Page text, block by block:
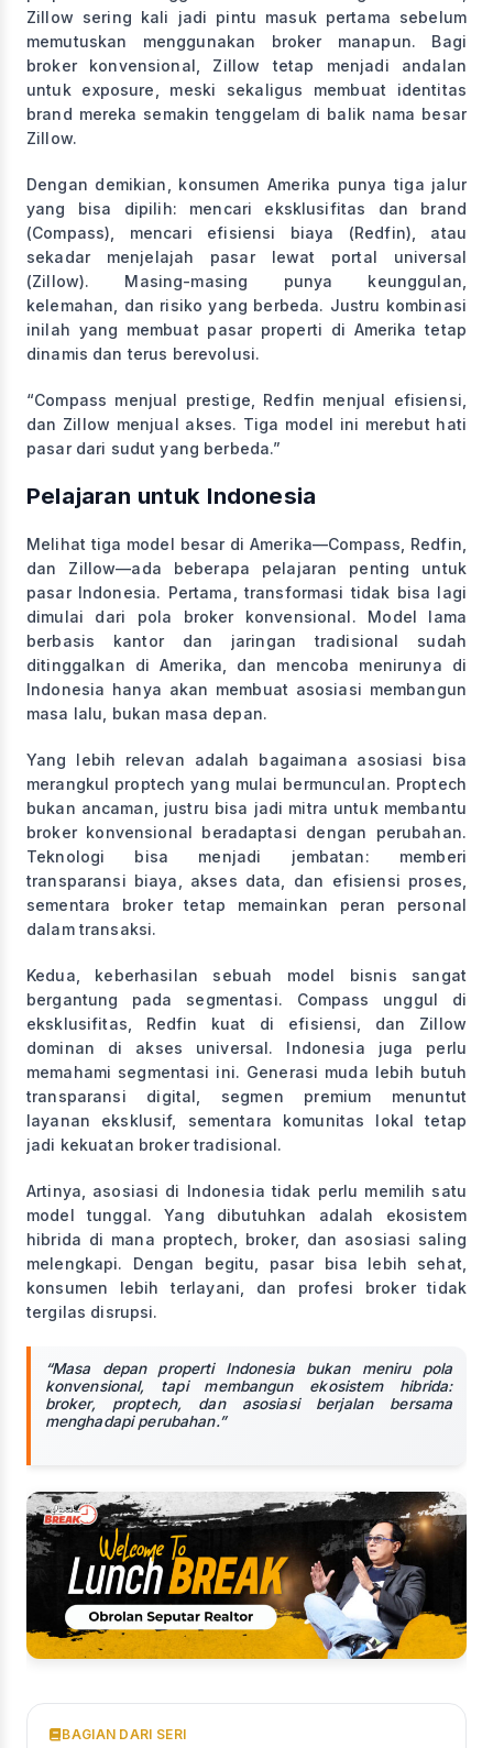
Zillow sering kali jadi pintu masuk pertama sebelum
memutuskan menggunakan broker manapun. Bagi
broker konvensional, Zillow tetap menjadi andalan
untuk exposure, meski sekaligus membuat identitas
brand mereka semakin tenggelam di balik nama besar
Zillow.
Dengan demikian, konsumen Amerika punya tiga jalur
yang bisa dipilih: mencari eksklusifitas dan brand
(Compass), mencari efisiensi biaya (Redfin), atau
sekadar menjelajah pasar lewat portal universal
(Zillow). Masing-masing punya keunggulan,
kelemahan, dan risiko yang berbeda. Justru kombinasi
inilah yang membuat pasar properti di Amerika tetap
dinamis dan terus berevolusi.
“Compass menjual prestige, Redfin menjual efisiensi,
dan Zillow menjual akses. Tiga model ini merebut hati
pasar dari sudut yang berbeda.”
Pelajaran untuk Indonesia
Melihat tiga model besar di Amerika—Compass, Redfin,
dan Zillow—ada beberapa pelajaran penting untuk
pasar Indonesia. Pertama, transformasi tidak bisa lagi
dimulai dari pola broker konvensional. Model lama
berbasis kantor dan jaringan tradisional sudah
ditinggalkan di Amerika, dan mencoba menirunya di
Indonesia hanya akan membuat asosiasi membangun
masa lalu, bukan masa depan.
Yang lebih relevan adalah bagaimana asosiasi bisa
merangkul proptech yang mulai bermunculan. Proptech
bukan ancaman, justru bisa jadi mitra untuk membantu
broker konvensional beradaptasi dengan perubahan.
Teknologi bisa menjadi jembatan: memberi
transparansi biaya, akses data, dan efisiensi proses,
sementara broker tetap memainkan peran personal
dalam transaksi.
Kedua, keberhasilan sebuah model bisnis sangat
bergantung pada segmentasi. Compass unggul di
eksklusifitas, Redfin kuat di efisiensi, dan Zillow
dominan di akses universal. Indonesia juga perlu
memahami segmentasi ini. Generasi muda lebih butuh
transparansi digital, segmen premium menuntut
layanan eksklusif, sementara komunitas lokal tetap
jadi kekuatan broker tradisional.
Artinya, asosiasi di Indonesia tidak perlu memilih satu
model tunggal. Yang dibutuhkan adalah ekosistem
hibrida di mana proptech, broker, dan asosiasi saling
melengkapi. Dengan begitu, pasar bisa lebih sehat,
konsumen lebih terlayani, dan profesi broker tidak
tergilas disrupsi.
“Masa depan properti Indonesia bukan meniru pola
konvensional, tapi membangun ekosistem hibrida:
broker, proptech, dan asosiasi berjalan bersama
menghadapi perubahan.”
BAGIAN DARI SERI